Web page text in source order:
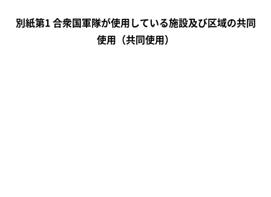
別紙第1 合衆国軍隊が使用している施設及び区域の共同
使用（共同使用）